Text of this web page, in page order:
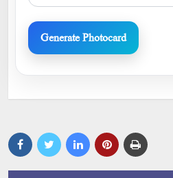
Generate Photocard